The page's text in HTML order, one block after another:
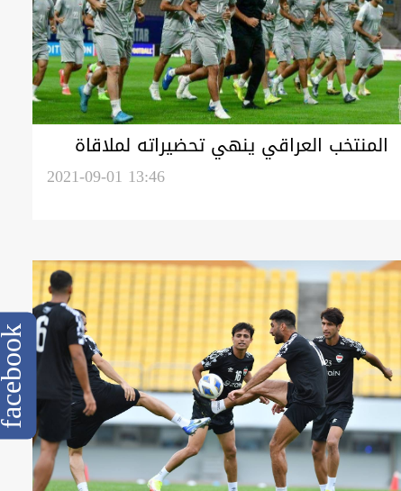
المنتخب العراقي ينهي تحضيراته لملاقاة
2021-09-01 13:46